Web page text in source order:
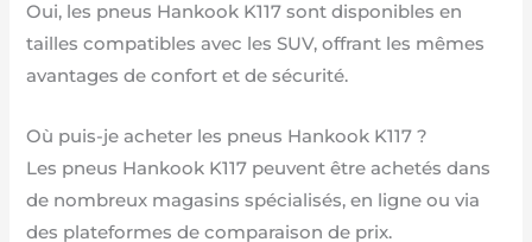
Oui, les pneus Hankook K117 sont disponibles en
tailles compatibles avec les SUV, offrant les mêmes
avantages de confort et de sécurité.
Où puis-je acheter les pneus Hankook K117 ?
Les pneus Hankook K117 peuvent être achetés dans
de nombreux magasins spécialisés, en ligne ou via
des plateformes de comparaison de prix.